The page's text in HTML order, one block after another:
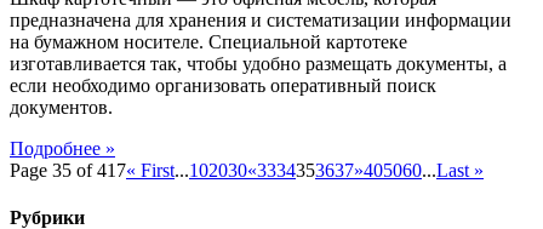
предназначена для хранения и систематизации информации
на бумажном носителе. Специальной картотеке
изготавливается так, чтобы удобно размещать документы, а
если необходимо организовать оперативный поиск
документов.
Подробнее »
Page 35 of 417« First...102030«3334353637»405060...Last »
Рубрики